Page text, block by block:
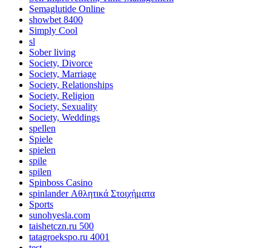
Semaglutide Online
showbet 8400
Simply Cool
sl
Sober living
Society, Divorce
Society, Marriage
Society, Relationships
Society, Religion
Society, Sexuality
Society, Weddings
spellen
Spiele
spielen
spile
spilen
Spinboss Casino
spinlander Αθλητικά Στοιχήματα
Sports
sunohyesla.com
taishetczn.ru 500
tatagroekspo.ru 4001